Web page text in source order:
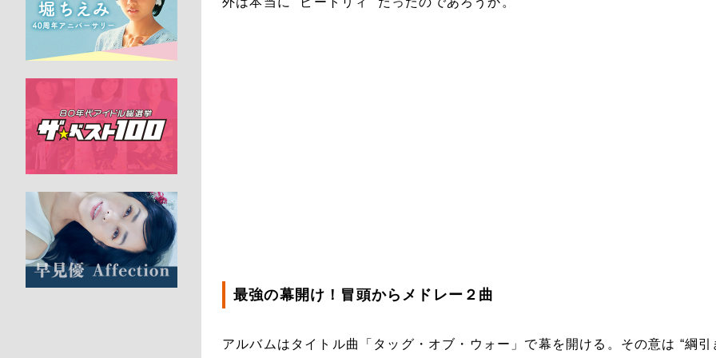
最強の幕開け！冒頭からメドレー２曲
アルバムはタイトル曲「タッグ・オブ・ウォー」で幕を開ける。その意は “綱引